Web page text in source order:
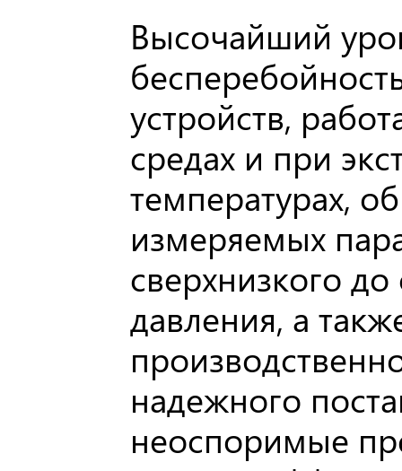
Высочайший
устройств,
средах и при
температурах,
измеряемых
сверхнизкого
давления, а
надежного
неоспоримые